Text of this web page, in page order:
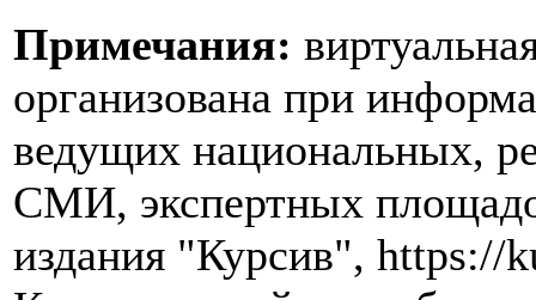
Примечания:
организована при
ведущих национальных,
СМИ, экспертных
издания "Курсив", https://